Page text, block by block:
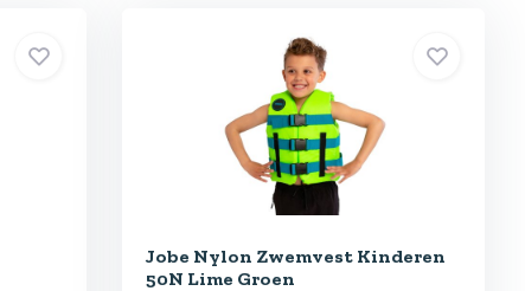
Jobe Nylon Zwemvest Kinderen
50N Lime Groen